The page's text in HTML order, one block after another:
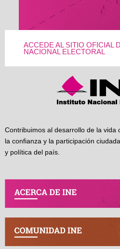
ACCEDE AL SITIO OFICIAL
NACIONAL ELECTORAL
Contribuimos al desarrollo de la vida
la confianza y la participación
y política del país.